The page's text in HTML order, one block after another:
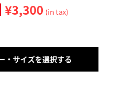
¥3,300 (in tax)
・サイズを選択する